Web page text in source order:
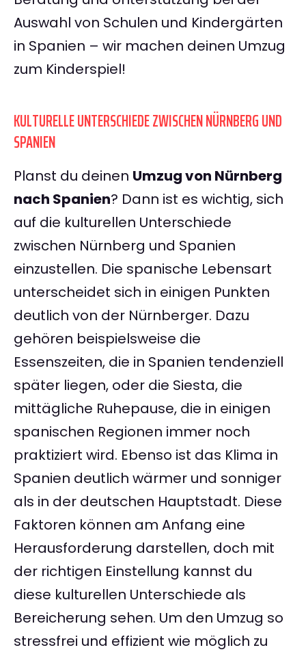
Auswahl von Schulen und Kindergärten
in Spanien – wir machen deinen Umzug
zum Kinderspiel!
KULTURELLE UNTERSCHIEDE ZWISCHEN NÜRNBERG UND
SPANIEN
Planst du deinen Umzug von Nürnberg
nach Spanien? Dann ist es wichtig, sich
auf die kulturellen Unterschiede
zwischen Nürnberg und Spanien
einzustellen. Die spanische Lebensart
unterscheidet sich in einigen Punkten
deutlich von der Nürnberger. Dazu
gehören beispielsweise die
Essenszeiten, die in Spanien tendenziell
später liegen, oder die Siesta, die
mittägliche Ruhepause, die in einigen
spanischen Regionen immer noch
praktiziert wird. Ebenso ist das Klima in
Spanien deutlich wärmer und sonniger
als in der deutschen Hauptstadt. Diese
Faktoren können am Anfang eine
Herausforderung darstellen, doch mit
der richtigen Einstellung kannst du
diese kulturellen Unterschiede als
Bereicherung sehen. Um den Umzug so
stressfrei und effizient wie möglich zu